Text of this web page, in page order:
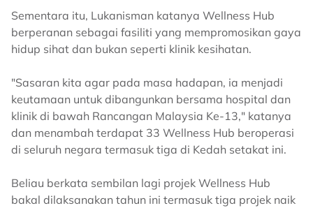
Sementara itu, Lukanisman katanya Wellness Hub
berperanan sebagai fasiliti yang mempromosikan gaya
hidup sihat dan bukan seperti klinik kesihatan.
"Sasaran kita agar pada masa hadapan, ia menjadi
keutamaan untuk dibangunkan bersama hospital dan
klinik di bawah Rancangan Malaysia Ke-13," katanya
dan menambah terdapat 33 Wellness Hub beroperasi
di seluruh negara termasuk tiga di Kedah setakat ini.
Beliau berkata sembilan lagi projek Wellness Hub
bakal dilaksanakan tahun ini termasuk tiga projek naik